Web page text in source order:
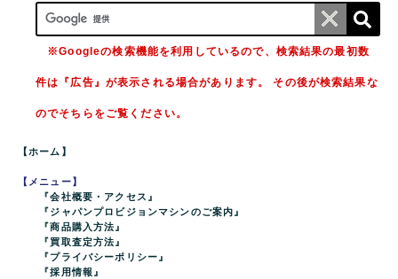
※Googleの検索機能を利用しているので、検索結果の最初数
件は『広告』が表示される場合があります。 その後が検索結果な
のでそちらをご覧ください。
【ホーム】
【メニュー】
『会社概要・アクセス』
『ジャパンプロビジョンマシンのご案内』
『商品購入方法』
『買取査定方法』
『プライバシーポリシー』
『採用情報』